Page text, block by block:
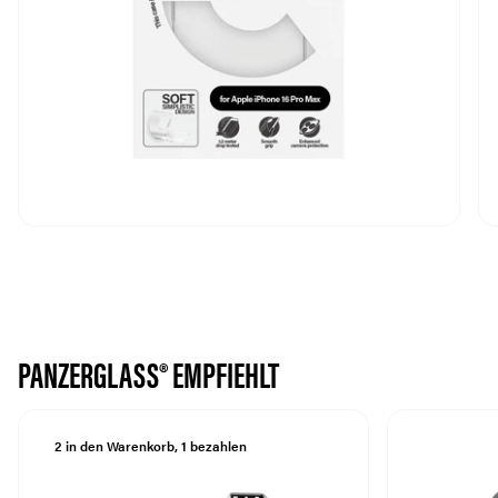
PANZERGLASS® EMPFIEHLT
2 in den Warenkorb, 1 bezahlen